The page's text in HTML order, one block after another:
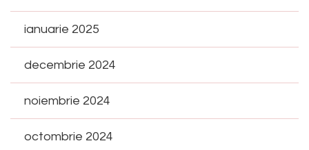
ianuarie 2025
decembrie 2024
noiembrie 2024
octombrie 2024